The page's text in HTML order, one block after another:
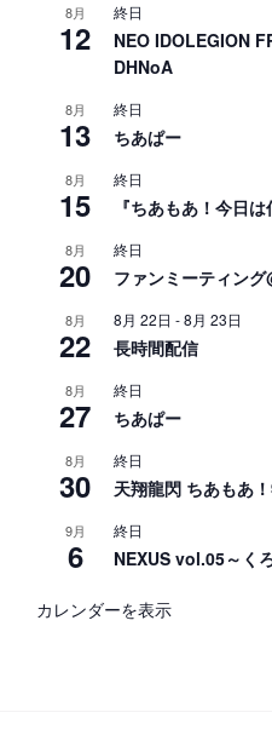
8月
12
終日
NEO IDOLEGION
DHNoA
8月
13
終日
ちあぱー
8月
15
終日
『ちあもあ！今日は
8月
20
終日
ファンミーティング
8月
22
8月 22日 -8月 23日
長時間配信
8月
27
終日
ちあぱー
8月
30
終日
天翔龍閃 ちあもあ
9月
6
終日
NEXUS vol.05～く
カレンダーを表示